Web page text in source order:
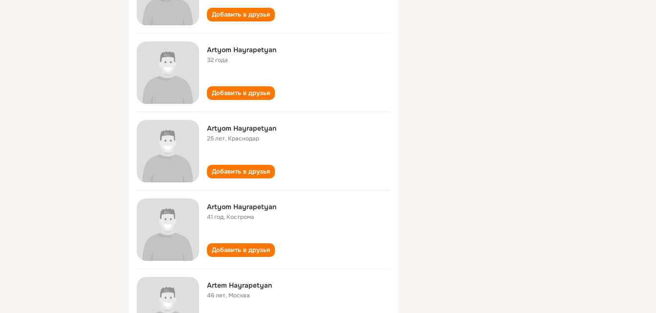
Добавить в друзья
Artyom Hayrapetyan
32 года
Добавить в друзья
Artyom Hayrapetyan
25 лет, Краснодар
Добавить в друзья
Artyom Hayrapetyan
41 год, Кострома
Добавить в друзья
Artem Hayrapetyan
46 лет, Москва